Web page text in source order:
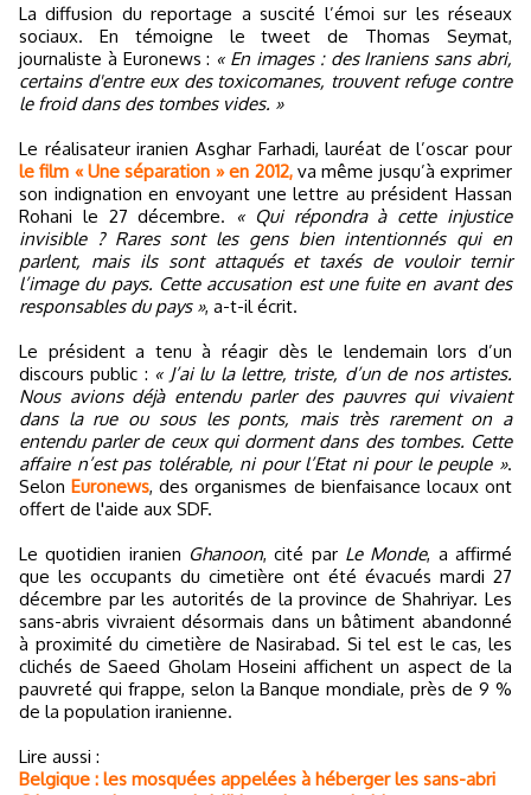
La diffusion du reportage a suscité l’émoi sur les réseaux
sociaux. En témoigne le tweet de Thomas Seymat,
journaliste à Euronews : « En images : des Iraniens sans abri,
certains d'entre eux des toxicomanes, trouvent refuge contre
le froid dans des tombes vides. »
Le réalisateur iranien Asghar Farhadi, lauréat de l’oscar pour
le film « Une séparation » en 2012,va même jusqu’à exprimer
son indignation en envoyant une lettre au président Hassan
Rohani le 27 décembre. « Qui répondra à cette injustice
invisible ? Rares sont les gens bien intentionnés qui en
parlent, mais ils sont attaqués et taxés de vouloir ternir
l’image du pays. Cette accusation est une fuite en avant des
responsables du pays », a-t-il écrit.
Le président a tenu à réagir dès le lendemain lors d’un
discours public : « J’ai lu la lettre, triste, d’un de nos artistes.
Nous avions déjà entendu parler des pauvres qui vivaient
dans la rue ou sous les ponts, mais très rarement on a
entendu parler de ceux qui dorment dans des tombes. Cette
affaire n’est pas tolérable, ni pour l’Etat ni pour le peuple ».
SelonEuronews, des organismes de bienfaisance locaux ont
offert de l'aide aux SDF.
Le quotidien iranien Ghanoon, cité par Le Monde, a affirmé
que les occupants du cimetière ont été évacués mardi 27
décembre par les autorités de la province de Shahriyar. Les
sans-abris vivraient désormais dans un bâtiment abandonné
à proximité du cimetière de Nasirabad. Si tel est le cas, les
clichés de Saeed Gholam Hoseini affichent un aspect de la
pauvreté qui frappe, selon la Banque mondiale, près de 9 %
de la population iranienne.
Lire aussi :
Belgique : les mosquées appelées à héberger les sans-abri